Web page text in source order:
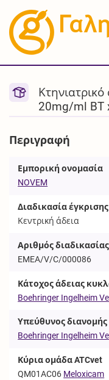
20mg/ml BT
Περιγραφή
Εμπορική ονομασία
NOVEM
Διαδικασία έγκρισης
Κεντρική άδεια
Αριθμός διαδικασίας
EMEA/V/C/000086
Κάτοχος άδειας
Boehringer Ingelheim
Υπεύθυνος διανομής
Boehringer Ingelheim
Κύρια ομάδα ATCvet
QM01AC06 Meloxicam